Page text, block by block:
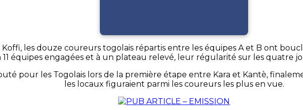
les douze coureurs togolais répartis entre les équipes A et B ont
11 équipes engagées et à un plateau relevé, leur régularité sur les quatre
pour les Togolais lors de la première étape entre Kara et Kantè,
les locaux figuraient parmi les coureurs les plus en vue.